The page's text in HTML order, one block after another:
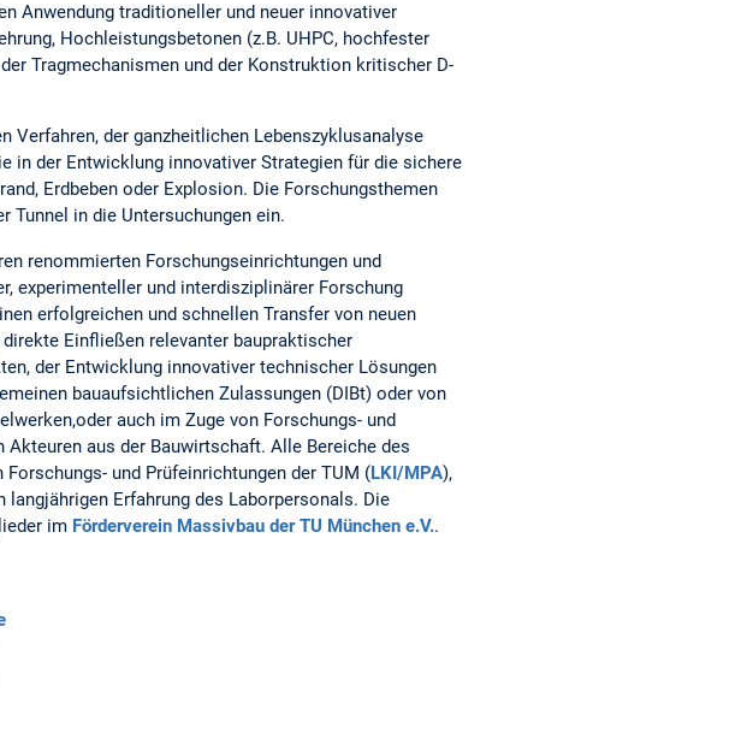
Anwendung traditioneller und neuer innovativer
Hochleistungsbetonen (z.B. UHPC, hochfester
Tragmechanismen und der Konstruktion kritischer D-
Verfahren, der ganzheitlichen Lebenszyklusanalyse
in der Entwicklung innovativer Strategien für die sichere
Erdbeben oder Explosion. Die Forschungsthemen
Tunnel in die Untersuchungen ein.
renommierten Forschungseinrichtungen und
experimenteller und interdisziplinärer Forschung
erfolgreichen und schnellen Transfer von neuen
Einfließen relevanter baupraktischer
der Entwicklung innovativer technischer Lösungen
bauaufsichtlichen Zulassungen (DIBt) oder von
auch im Zuge von Forschungs- und
aus der Bauwirtschaft. Alle Bereiche des
und Prüfeinrichtungen der TUM (LKI/MPA),
Erfahrung des Laborpersonals. Die
im Förderverein Massivbau der TU München e.V..